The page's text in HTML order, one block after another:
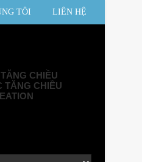
TÔI LIÊN HỆ
CHIỀU
TĂNG CHIỀU